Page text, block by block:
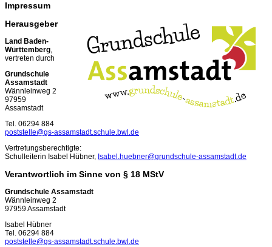
Impressum
Herausgeber
Land Baden-
Württemberg,
vertreten durch
Grundschule
Assamstadt
Wännleinweg 2
97959
Assamstadt
Tel. 06294 884
poststelle@gs-assamstadt.schule.bwl.de
Vertretungsberechtigte:
Schulleiterin Isabel Hübner, Isabel.huebner@grundschule-assamstadt.de
Verantwortlich im Sinne von § 18 MStV
Grundschule Assamstadt
Wännleinweg 2
97959 Assamstadt
Isabel Hübner
Tel. 06294 884
poststelle@gs-assamstadt.schule.bwl.de